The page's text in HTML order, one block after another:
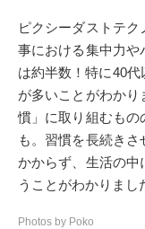
ピクシーダストテ
事における集中力や
は約半数！特に40
が多いことがわか
慣」に取り組むもの
も。習慣を長続き
かからず、生活の中
うことがわかりまし
Photos by Poko